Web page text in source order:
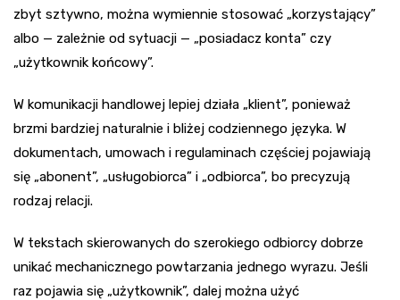
zbyt sztywno, można wymiennie stosować „korzystający”
albo — zależnie od sytuacji — „posiadacz konta” czy
„użytkownik końcowy”.
W komunikacji handlowej lepiej działa „klient”, ponieważ
brzmi bardziej naturalnie i bliżej codziennego języka. W
dokumentach, umowach i regulaminach częściej pojawiają
się „abonent”, „usługobiorca” i „odbiorca”, bo precyzują
rodzaj relacji.
W tekstach skierowanych do szerokiego odbiorcy dobrze
unikać mechanicznego powtarzania jednego wyrazu. Jeśli
raz pojawia się „użytkownik”, dalej można użyć